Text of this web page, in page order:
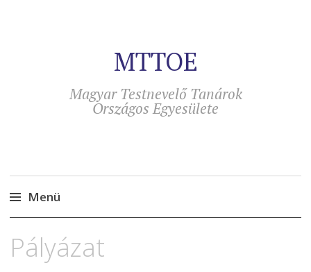
MTTOE
Magyar Testnevelő Tanárok
Országos Egyesülete
Menü
a
tartalomra
Pályázat